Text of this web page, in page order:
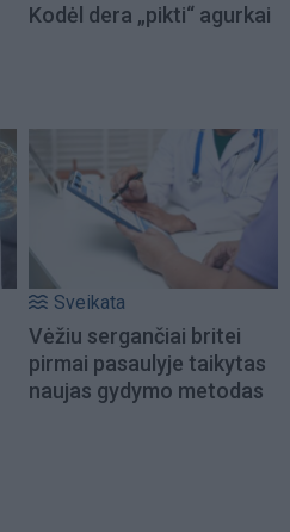
Kodėl dera „pikti“ agurkai
Sveikata
Vėžiu sergančiai britei
pirmai pasaulyje taikytas
naujas gydymo metodas